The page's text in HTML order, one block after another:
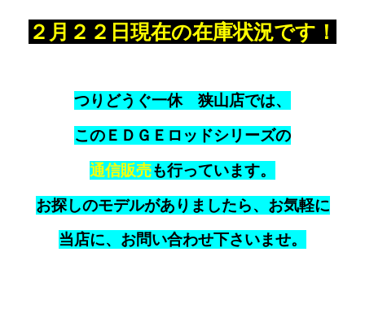
２月２２日現在の在庫状況です！
つりどうぐ一休 狭山店では、
このＥＤＧＥロッドシリーズの
通信販売も行っています。
お探しのモデルがありましたら、お気軽に
当店に、お問い合わせ下さいませ。